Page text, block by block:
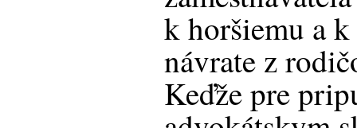
k horšiemu a
návrate z
Keďže pre